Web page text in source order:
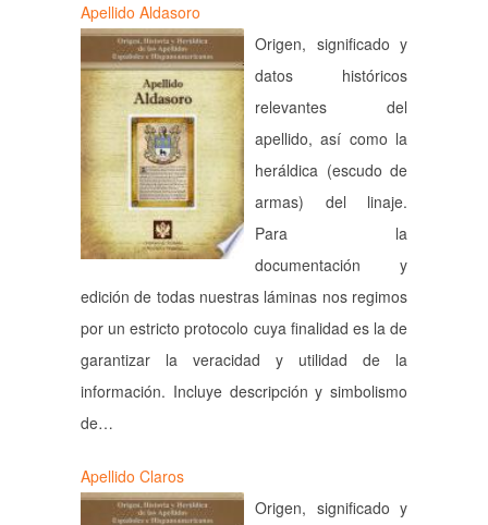
Apellido Aldasoro
Origen, significado y
datos históricos
relevantes del
apellido, así como la
heráldica (escudo de
armas) del linaje.
Para la
documentación y
edición de todas nuestras láminas nos regimos
por un estricto protocolo cuya finalidad es la de
garantizar la veracidad y utilidad de la
información. Incluye descripción y simbolismo
de…
Apellido Claros
Origen, significado y